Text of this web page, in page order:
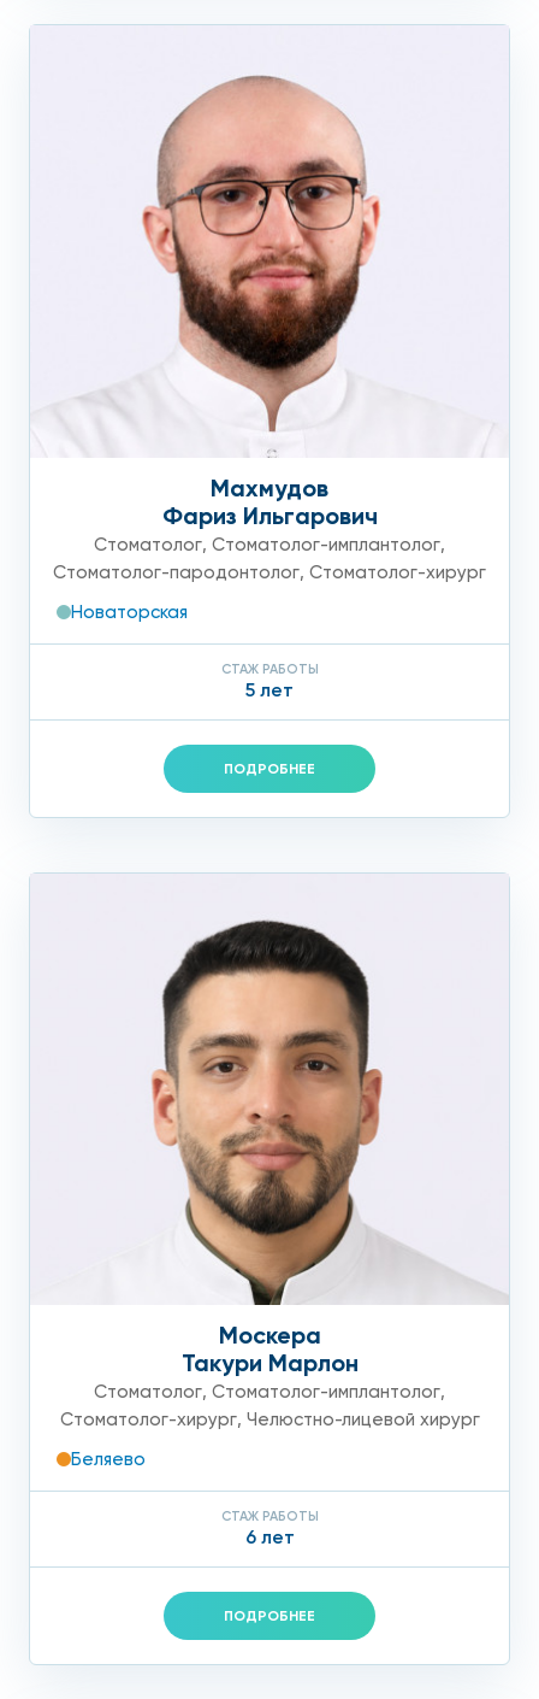
Махмудов
Фариз Ильгарович
Стоматолог, Стоматолог-имплантолог,
Стоматолог-пародонтолог, Стоматолог-хирург
Новаторская
СТАЖ РАБОТЫ
5 лет
ПОДРОБНЕЕ
Москера
Такури Марлон
Стоматолог, Стоматолог-имплантолог,
Стоматолог-хирург, Челюстно-лицевой хирург
Беляево
СТАЖ РАБОТЫ
6 лет
ПОДРОБНЕЕ